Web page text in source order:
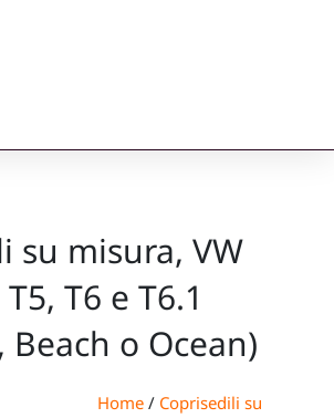
su misura, VW
T6 e T6.1
o Ocean)
Home / Coprisedili su